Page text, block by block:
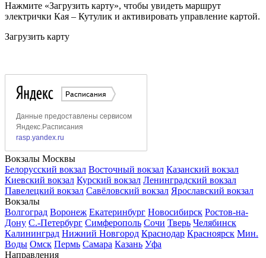
Нажмите «Загрузить карту», чтобы увидеть маршрут
электрички Кая – Кутулик и активировать управление картой.
Загрузить карту
Вокзалы Москвы
Белорусский вокзал Восточный вокзал Казанский вокзал
Киевский вокзал Курский вокзал Ленинградский вокзал
Павелецкий вокзал Савёловский вокзал Ярославский вокзал
Вокзалы
Волгоград Воронеж Екатеринбург Новосибирск Ростов-на-
Дону С.-Петербург Симферополь Сочи Тверь Челябинск
Калининград Нижний Новгород Краснодар Красноярск Мин.
Воды Омск Пермь Самара Казань Уфа
Направления